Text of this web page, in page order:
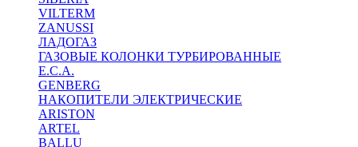
VILTERM
ZANUSSI
ЛАДОГАЗ
ГАЗОВЫЕ КОЛОНКИ ТУРБИРОВАННЫЕ
E.C.A.
GENBERG
НАКОПИТЕЛИ ЭЛЕКТРИЧЕСКИЕ
ARISTON
ARTEL
BALLU